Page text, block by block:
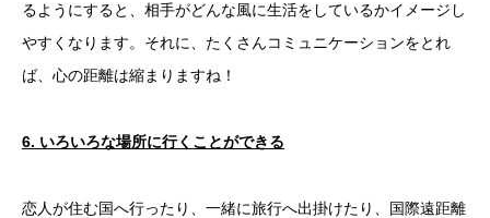
るようにすると、相手がどんな風に生活をしているかイメージし
やすくなります。それに、たくさんコミュニケーションをとれ
ば、心の距離は縮まりますね！
6. いろいろな場所に行くことができる
恋人が住む国へ行ったり、一緒に旅行へ出掛けたり、国際遠距離